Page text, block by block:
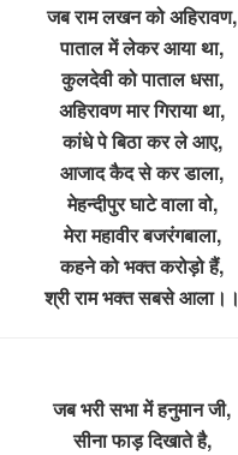
जब राम लखन को अहिरावण,
पाताल में लेकर आया था,
कुलदेवी को पाताल धसा,
अहिरावण मार गिराया था,
कांधे पे बिठा कर ले आए,
आजाद कैद से कर डाला,
मेहन्दीपुर घाटे वाला वो,
मेरा महावीर बजरंगबाला,
कहने को भक्त करोड़ो हैं,
श्री राम भक्त सबसे आला।।
जब भरी सभा में हनुमान जी,
सीना फाड़ दिखाते है,